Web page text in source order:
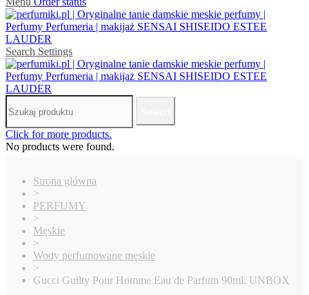
Search Settings
Click for more products.
No products were found.
Strona główna
>
PERFUMY
>
Męskie
>
Wody perfumowane męskie
>
Gucci Guilty Pour Homme Eau de Parfum 90ml. UNBOX